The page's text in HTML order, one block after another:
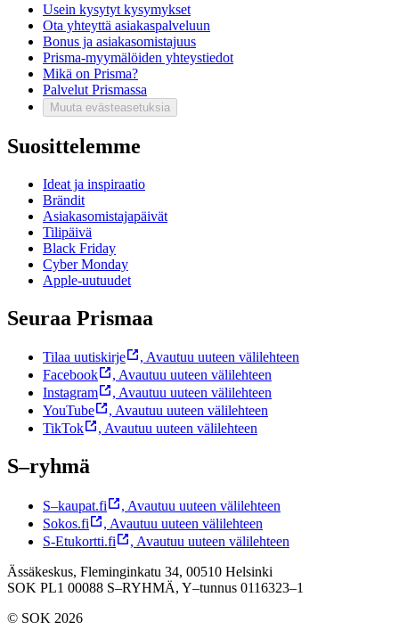
Usein kysytyt kysymykset
Ota yhteyttä asiakaspalveluun
Bonus ja asiakasomistajuus
Prisma-myymälöiden yhteystiedot
Mikä on Prisma?
Palvelut Prismassa
Muuta evästeasetuksia
Suosittelemme
Ideat ja inspiraatio
Brändit
Asiakasomistajapäivät
Tilipäivä
Black Friday
Cyber Monday
Apple-uutuudet
Seuraa Prismaa
Tilaa uutiskirje , Avautuu uuteen välilehteen
Facebook
, Avautuu uuteen välilehteen
Instagram
, Avautuu uuteen välilehteen
YouTube
, Avautuu uuteen välilehteen
TikTok
, Avautuu uuteen välilehteen
S–ryhmä
S–kaupat.fi , Avautuu uuteen välilehteen
Sokos.fi
, Avautuu uuteen välilehteen
S-Etukortti.fi
, Avautuu uuteen välilehteen
Ässäkeskus, Fleminginkatu 34, 00510 Helsinki
SOK PL1 00088 S–RYHMÄ, Y–tunnus 0116323–1
© SOK 2026